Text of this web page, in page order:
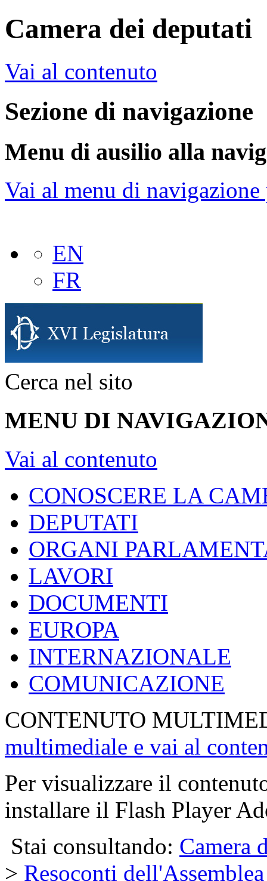
Camera dei deputati
Vai al contenuto
Sezione di navigazione
Menu di ausilio alla
Vai al menu di
EN
FR
Cerca nel sito
MENU DI
Vai al contenuto
CONOSCERE LA
DEPUTATI
ORGANI
LAVORI
DOCUMENTI
EUROPA
INTERNAZIONALE
COMUNICAZIONE
CONTENUTO
multimediale e vai al
Per visualizzare il
installare il Flash Player
Stai consultando: Camera
> Resoconti dell'Assemblea